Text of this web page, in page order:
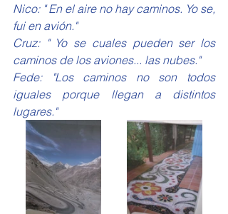
Nico: " En el aire no hay caminos. Yo se,
fui en avión."
Cruz: " Yo se cuales pueden ser los
caminos de los aviones... las nubes."
Fede: "Los caminos no son todos
iguales porque llegan a distintos
lugares."